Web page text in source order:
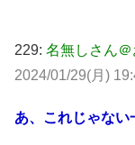
229: 名無しさん
2024/01/29(月)
あ、これじゃな